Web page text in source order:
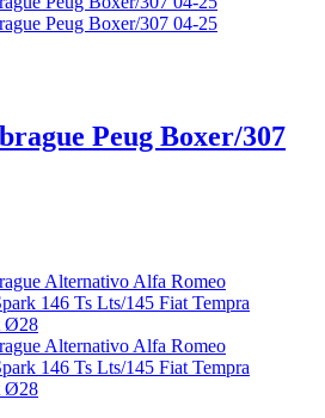
Peug Boxer/307